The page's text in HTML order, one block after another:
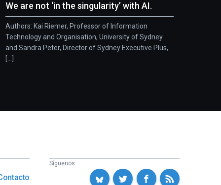
We are not ‘in the singularity’ with AI.
Authors: Kai Riemer, Professor of Information
Technology and Organisation, University of Sydney
and Sandra Peter, Director of Sydney Executive Plus,
[...]
Síguenos: